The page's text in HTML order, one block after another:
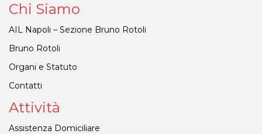
Chi Siamo
AIL Napoli – Sezione Bruno Rotoli
Bruno Rotoli
Organi e Statuto
Contatti
Attività
Assistenza Domiciliare